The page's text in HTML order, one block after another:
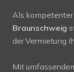
Als kompetenter
Braunschweig
der Vermietung
Mit